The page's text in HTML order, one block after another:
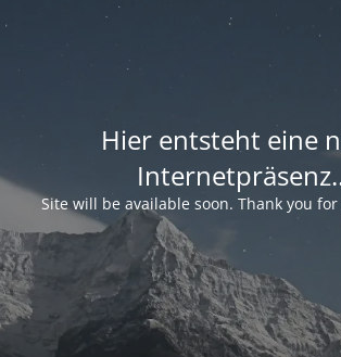
Hier entsteht eine
Site will be available soon. Thank you